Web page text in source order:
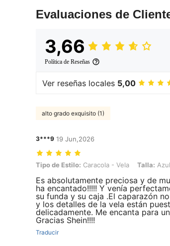
Evaluaciones de
3,66
Política de Reseñas
Ver reseñas locales 5,00
alto grado exquisito (1)
3***9 19 Jun,2026
Tipo de Estilo: Caracola - Vela, Talla: Azul
Tipo de Estilo: Caracola - Vela Talla:
Es absolutamente preciosa y de
ha encantado!!!!! Y venía
su funda y su caja .El caparazón
y los detalles de la vela están
delicadamente. Me encanta para
Gracias Shein!!!!
Traducir